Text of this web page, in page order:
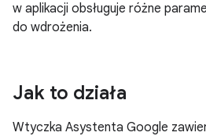
w aplikacji obsługuje różne
do wdrożenia.
Jak to działa
Wtyczka Asystenta Google